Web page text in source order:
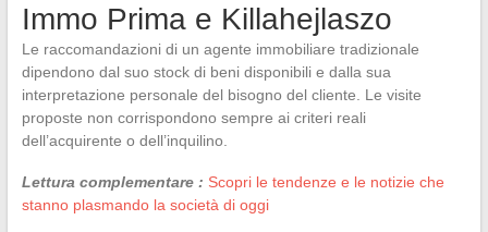
Immo Prima e Killahejlaszo
Le raccomandazioni di un agente immobiliare tradizionale
dipendono dal suo stock di beni disponibili e dalla sua
interpretazione personale del bisogno del cliente. Le visite
proposte non corrispondono sempre ai criteri reali
dell’acquirente o dell’inquilino.
Lettura complementare : Scopri le tendenze e le notizie che
stanno plasmando la società di oggi